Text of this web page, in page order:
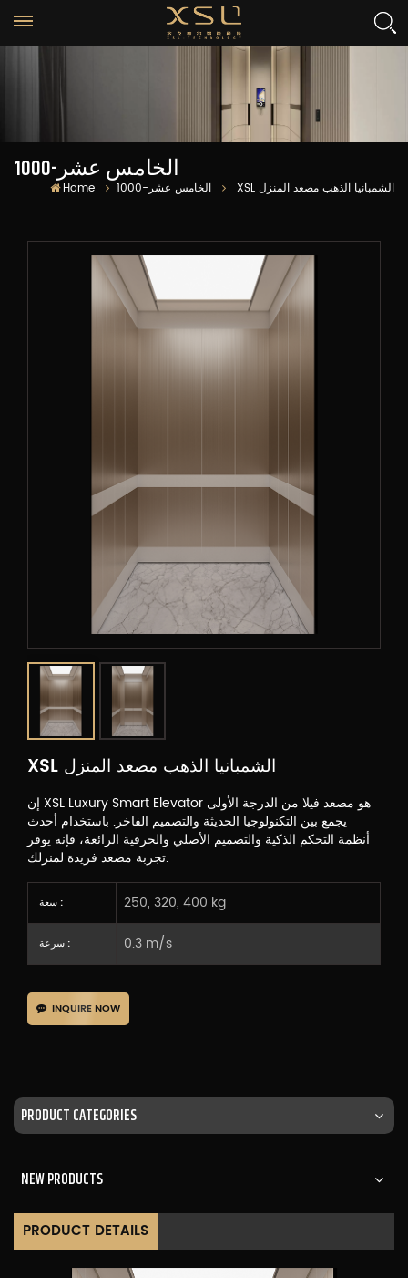
الخامس عشر-1000
Home الخامس عشر-1000 XSL الشمبانيا الذهب مصعد المنزل
XSL الشمبانيا الذهب مصعد المنزل
إن XSL Luxury Smart Elevator هو مصعد فيلا من الدرجة الأولى
يجمع بين التكنولوجيا الحديثة والتصميم الفاخر. باستخدام أحدث
أنظمة التحكم الذكية والتصميم الأصلي والحرفية الرائعة، فإنه يوفر
تجربة مصعد فريدة لمنزلك.
سعة : 250, 320, 400 kg
سرعة : 0.3 m/s
INQUIRE NOW
PRODUCT CATEGORIES
NEW PRODUCTS
PRODUCT DETAILS